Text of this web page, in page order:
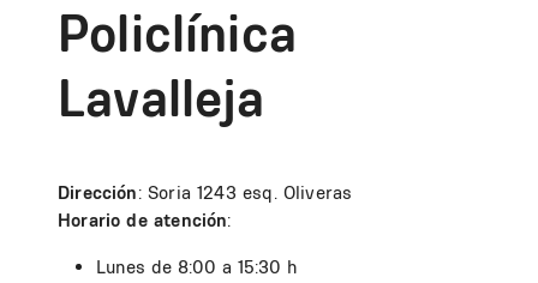
Policlínica
Lavalleja
Dirección: Soria 1243 esq. Oliveras
Horario de atención:
Lunes de 8:00 a 15:30 h